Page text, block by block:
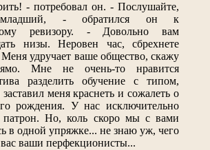
- потребовал он. - Послушайте,
младший, - обратился он к
ревизору. - Довольно вам
низы. Неровен час, сбрехнете
удручает ваше общество, скажу
Мне не очень-то нравится
разделить обучение с типом,
меня краснеть и сожалеть о
рождения. У нас исключительно
патрон. Но, коль скоро мы с вами
в одной упряжке... не знаю уж, чего
вас ваши перфекционисты...